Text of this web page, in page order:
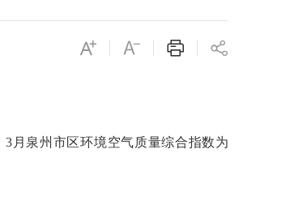
3月泉州市区环境空气质量综合指数为